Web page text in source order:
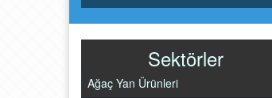
Sektörler
Ağaç Yan Ürünleri